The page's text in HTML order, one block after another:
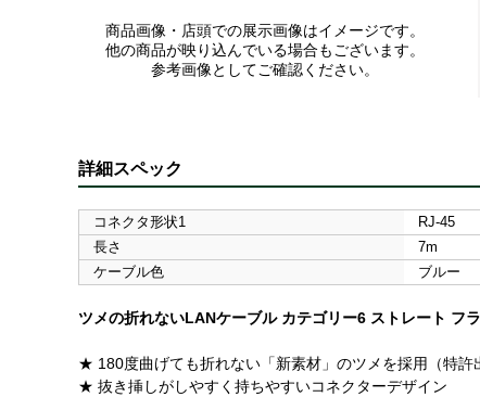
商品画像・店頭での展示画像はイメージです。
他の商品が映り込んでいる場合もございます。
参考画像としてご確認ください。
詳細スペック
コネクタ形状1 RJ-45
長さ
7m
ケーブル色
ブルー
ツメの折れないLANケーブル カテゴリー6 ストレート フ
★ 180度曲げても折れない「新素材」のツメを採用（特許
★ 抜き挿しがしやすく持ちやすいコネクターデザイン